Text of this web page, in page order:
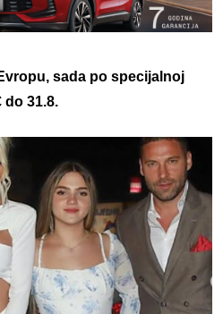
sada po specijalnoj
do 31.8.